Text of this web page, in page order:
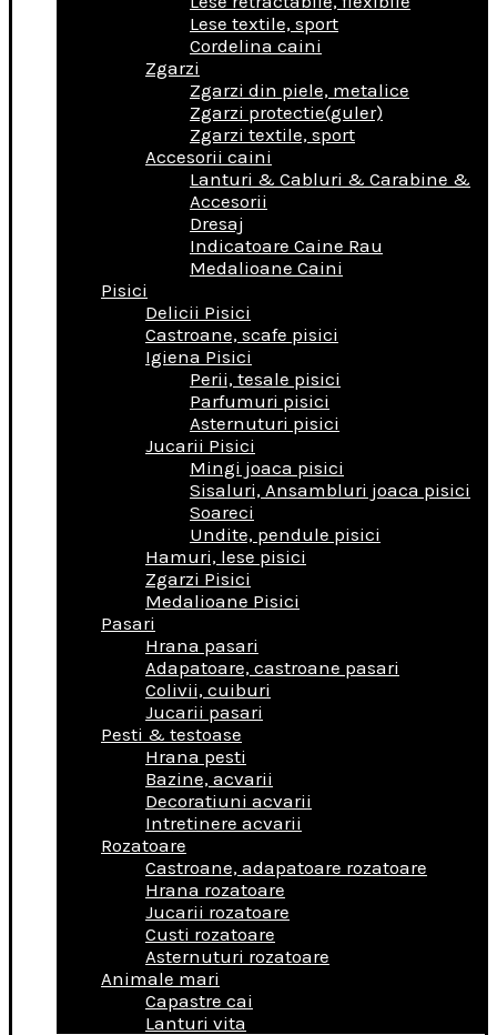
Lese textile, sport
Cordelina caini
Zgarzi
Zgarzi din piele, metalice
Zgarzi protectie(guler)
Zgarzi textile, sport
Accesorii caini
Lanturi & Cabluri & Carabine &
Accesorii
Dresaj
Indicatoare Caine Rau
Medalioane Caini
Pisici
Delicii Pisici
Castroane, scafe pisici
Igiena Pisici
Perii, tesale pisici
Parfumuri pisici
Asternuturi pisici
Jucarii Pisici
Mingi joaca pisici
Sisaluri, Ansambluri joaca pisici
Soareci
Undite, pendule pisici
Hamuri, lese pisici
Zgarzi Pisici
Medalioane Pisici
Pasari
Hrana pasari
Adapatoare, castroane pasari
Colivii, cuiburi
Jucarii pasari
Pesti & testoase
Hrana pesti
Bazine, acvarii
Decoratiuni acvarii
Intretinere acvarii
Rozatoare
Castroane, adapatoare rozatoare
Hrana rozatoare
Jucarii rozatoare
Custi rozatoare
Asternuturi rozatoare
Animale mari
Capastre cai
Lanturi vita